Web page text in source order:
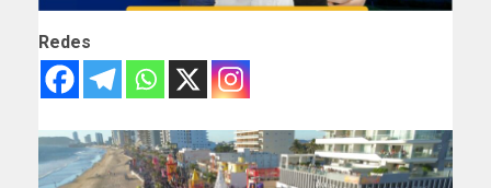
Redes